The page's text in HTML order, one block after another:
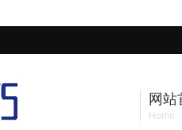
网站
Home